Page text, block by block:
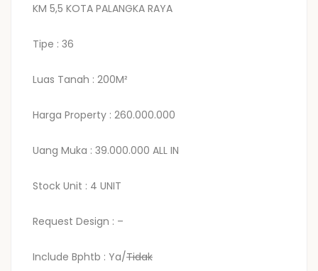
KM 5,5 KOTA PALANGKA RAYA
Tipe : 36
Luas Tanah : 200M²
Harga Property : 260.000.000
Uang Muka : 39.000.000 ALL IN
Stock Unit : 4 UNIT
Request Design : –
Include Bphtb : Ya/Tidak